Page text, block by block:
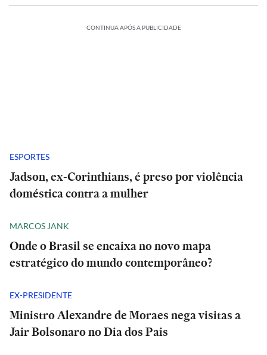
CONTINUA APÓS A PUBLICIDADE
ESPORTES
Jadson, ex-Corinthians, é preso por violência
doméstica contra a mulher
MARCOS JANK
Onde o Brasil se encaixa no novo mapa
estratégico do mundo contemporâneo?
EX-PRESIDENTE
Ministro Alexandre de Moraes nega visitas a
Jair Bolsonaro no Dia dos Pais